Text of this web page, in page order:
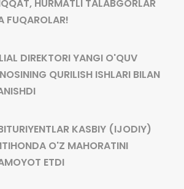
HURMATLI TALABGORLAR
FUQAROLAR!
DIREKTORI YANGI O'QUV
QURILISH ISHLARI BILAN
KASBIY (IJODIY)
O'Z MAHORATINI
ETDI